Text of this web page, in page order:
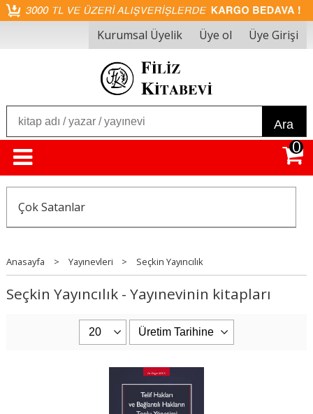
Kurumsal Üyelik Üye ol Üye Girişi
Ara
0
Çok Satanlar
Anasayfa > Yayınevleri > Seçkin Yayıncılık
Seçkin Yayıncılık - Yayınevinin kitapları